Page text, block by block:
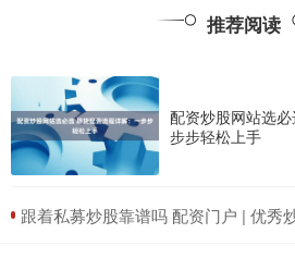
推荐阅读
配资炒股网站选
步步轻松上手
跟着私募炒股靠谱吗 配资门户 | 优秀炒股